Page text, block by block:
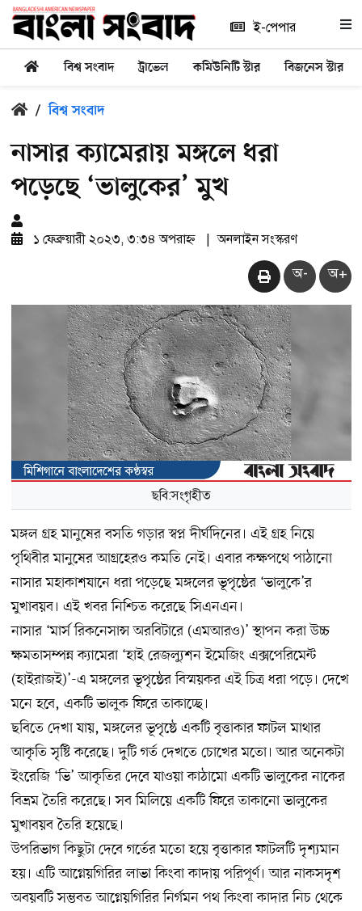
ই-পেপার
বিশ্ব সংবাদ ট্রাভেল কমিউনিটি স্টার বিজনেস স্টার
/ বিশ্ব সংবাদ
নাসার ক্যামেরায় মঙ্গলে ধরা
পড়েছে ‘ভালুকের’ মুখ
১ ফেব্রুয়ারী ২০২৩, ৩:৩৪ অপরাহ্ন অনলাইন সংস্করণ
অ- অ+
ছবি:সংগৃহীত
মঙ্গল গ্রহ মানুষের বসতি গড়ার স্বপ্ন দীর্ঘদিনের। এই গ্রহ নিয়ে
পৃথিবীর মানুষের আগ্রহেরও কমতি নেই। এবার কক্ষপথে পাঠানো
নাসার মহাকাশযানে ধরা পড়েছে মঙ্গলের ভূপৃষ্ঠের ‘ভালুকে’র
মুখাবয়ব। এই খবর নিশ্চিত করেছে সিএনএন।
নাসার ‘মার্স রিকনেসান্স অরবিটারে (এমআরও)’ স্থাপন করা উচ্চ
ক্ষমতাসম্পন্ন ক্যামেরা ‘হাই রেজল্যুশন ইমেজিং এক্সপেরিমেন্ট
(হাইরাজই)’-এ মঙ্গলের ভূপৃষ্ঠের বিস্ময়কর এই চিত্র ধরা পড়ে। দেখে
মনে হবে, একটি ভালুক ফিরে তাকাচ্ছে।
ছবিতে দেখা যায়, মঙ্গলের ভূপৃষ্ঠে একটি বৃত্তাকার ফাটল মাথার
আকৃতি সৃষ্টি করেছে। দুটি গর্ত দেখতে চোখের মতো। আর অনেকটা
ইংরেজি ‘ভি’ আকৃতির দেবে যাওয়া কাঠামো একটি ভালুকের নাকের
বিভ্রম তৈরি করেছে। সব মিলিয়ে একটি ফিরে তাকানো ভালুকের
মুখাবয়ব তৈরি হয়েছে।
উপরিভাগ কিছুটা দেবে গর্তের মতো হয়ে বৃত্তাকার ফাটলটি দৃশ্যমান
হয়। এটি আগ্নেয়গিরির লাভা কিংবা কাদায় পরিপূর্ণ। আর নাকসদৃশ
অবয়বটি সম্ভবত আগ্নেয়গিরির নির্গমন পথ কিংবা কাদার নিচ থেকে